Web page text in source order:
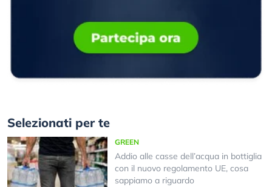
Selezionati per te
GREEN
Addio alle casse dell’acqua in bottiglia
con il nuovo regolamento UE, cosa
sappiamo a riguardo